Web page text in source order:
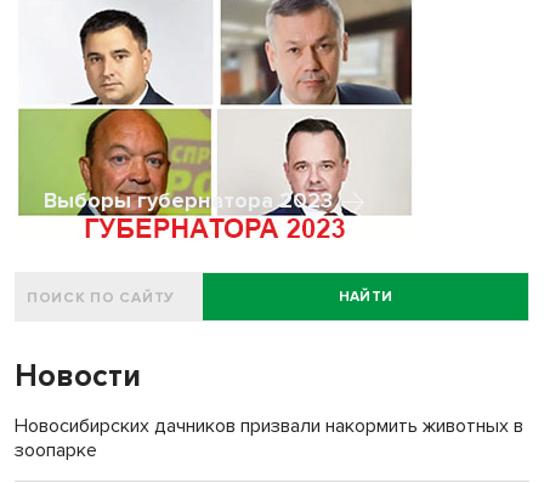
Выборы губернатора 2023
НАЙТИ
Новости
Новосибирских дачников призвали накормить животных в
зоопарке